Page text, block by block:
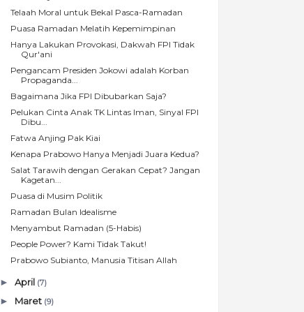
Telaah Moral untuk Bekal Pasca-Ramadan
Puasa Ramadan Melatih Kepemimpinan
Hanya Lakukan Provokasi, Dakwah FPI Tidak
Qur'ani
Pengancam Presiden Jokowi adalah Korban
Propaganda...
Bagaimana Jika FPI Dibubarkan Saja?
Pelukan Cinta Anak TK Lintas Iman, Sinyal FPI
Dibu...
Fatwa Anjing Pak Kiai
Kenapa Prabowo Hanya Menjadi Juara Kedua?
Salat Tarawih dengan Gerakan Cepat? Jangan
Kagetan...
Puasa di Musim Politik
Ramadan Bulan Idealisme
Menyambut Ramadan (5-Habis)
People Power? Kami Tidak Takut!
Prabowo Subianto, Manusia Titisan Allah
►April (7)
► Maret (9)